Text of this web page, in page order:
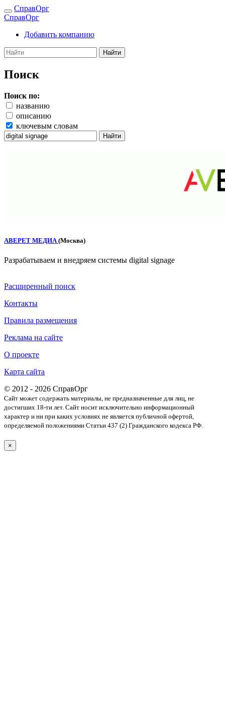
СправОрг
СправОрг
Добавить компанию
Найти
Поиск
Поиск по:
названию
описанию
ключевым словам
Найти
АВЕРЕТ МЕДИА (Москва)
Разрабатываем и внедряем системы digital signage
Расширенный поиск
Контакты
Правила размещения
Реклама на сайте
О проекте
Карта сайта
© 2012 - 2026 СправОрг
Сайт может содержать материалы, не предназначенные для лиц, не
достигших 18-ти лет. Cайт носит исключительно информационный
характер и ни при каких условиях не является публичной офертой,
определяемой положениями Статьи 437 (2) Гражданского кодекса РФ.
×